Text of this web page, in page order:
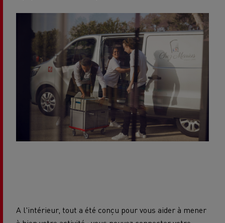
A l'intérieur, tout a été conçu pour vous aider à mener